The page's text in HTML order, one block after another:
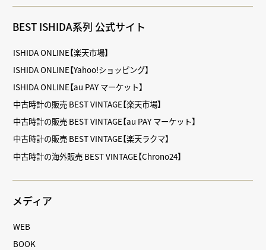
BEST ISHIDA系列 公式サイト
ISHIDA ONLINE【楽天市場】
ISHIDA ONLINE【Yahoo!ショッピング】
ISHIDA ONLINE【au PAY マーケット】
中古時計の販売 BEST VINTAGE【楽天市場】
中古時計の販売 BEST VINTAGE【au PAY マーケット】
中古時計の販売 BEST VINTAGE【楽天ラクマ】
中古時計の海外販売 BEST VINTAGE【Chrono24】
メディア
WEB
BOOK